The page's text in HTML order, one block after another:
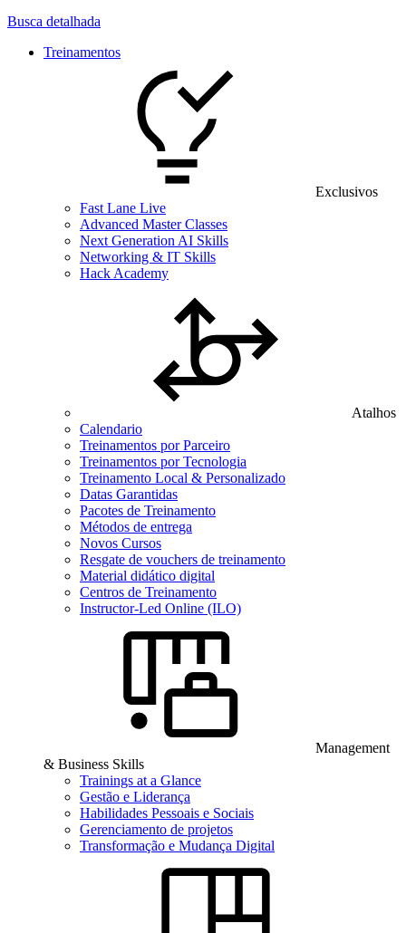
Busca detalhada
Treinamentos
Exclusivos
Fast Lane Live
Advanced Master Classes
Next Generation AI Skills
Networking & IT Skills
Hack Academy
Atalhos
Calendario
Treinamentos por Parceiro
Treinamentos por Tecnologia
Treinamento Local & Personalizado
Datas Garantidas
Pacotes de Treinamento
Métodos de entrega
Novos Cursos
Resgate de vouchers de treinamento
Material didático digital
Centros de Treinamento
Instructor-Led Online (ILO)
Management
& Business Skills
Trainings at a Glance
Gestão e Liderança
Habilidades Pessoais e Sociais
Gerenciamento de projetos
Transformação e Mudança Digital